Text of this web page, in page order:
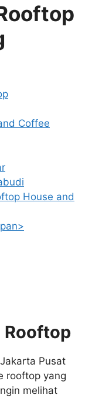
Coffee
House and
Rooftop
Pusat
rooftop yang
melihat